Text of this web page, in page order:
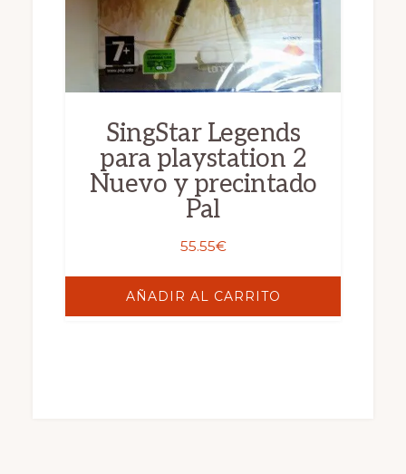
SingStar Legends
para playstation 2
Nuevo y precintado
Pal
55.55€
AÑADIR AL CARRITO